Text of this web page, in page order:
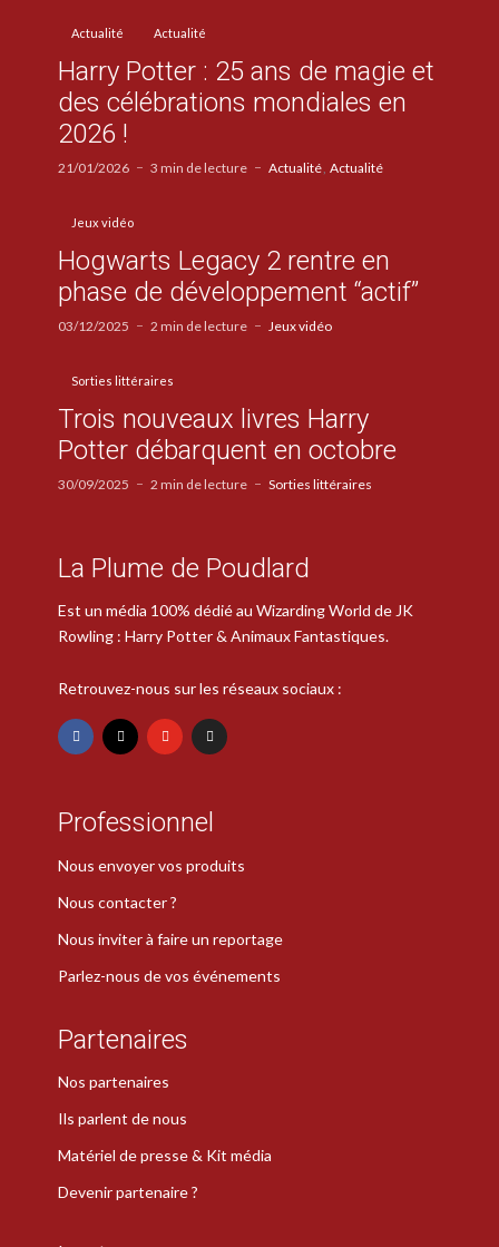
Actualité Actualité
Harry Potter : 25 ans de magie et
des célébrations mondiales en
2026 !
21/01/2026 3 min de lecture Actualité Actualité
Jeux vidéo
Hogwarts Legacy 2 rentre en
phase de développement “actif”
03/12/2025 2 min de lecture Jeux vidéo
Sorties littéraires
Trois nouveaux livres Harry
Potter débarquent en octobre
30/09/2025 2 min de lecture Sorties littéraires
La Plume de Poudlard
Est un média 100% dédié au Wizarding World de JK
Rowling : Harry Potter & Animaux Fantastiques.
Retrouvez-nous sur les réseaux sociaux :
Professionnel
Nous envoyer vos produits
Nous contacter ?
Nous inviter à faire un reportage
Parlez-nous de vos événements
Partenaires
Nos partenaires
Ils parlent de nous
Matériel de presse & Kit média
Devenir partenaire ?